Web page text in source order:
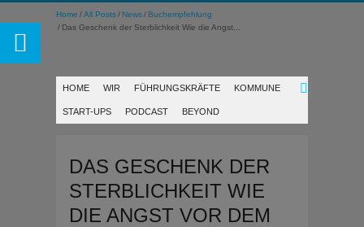
Home All Posts News
Buchempfehlung
Das Geschenk der Sterblichkeit Wie die Angst...
HOME WIR FÜHRUNGSKRÄFTE KOMMUNE
START-UPS PODCAST BEYOND
DAS GESCHENK DER
STERBLICHKEIT WIE
DIE ANGST VOR DEM